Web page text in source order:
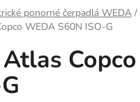
ponorné čerpadlá WEDA /
WEDA S60N ISO-G
Copco